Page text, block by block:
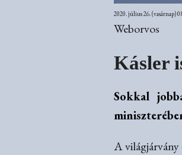
2020. július 26. (vasárnap)
Weborvos
Kásler
Sokkal
A világjárvány